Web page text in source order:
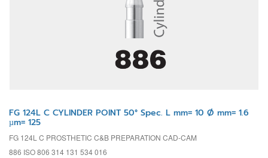
FG 124L C CYLINDER POINT 50° Spec. L mm= 10 Ø mm= 1.6
µm= 125
FG 124L C PROSTHETIC C&B PREPARATION CAD-CAM
886 ISO 806 314 131 534 016